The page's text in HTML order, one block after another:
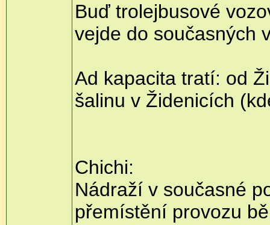
Buď trolejbusové
vejde do současných
Ad kapacita tratí: od
šalinu v Židenicích
Chichi:
Nádraží v současné
přemístění provozu